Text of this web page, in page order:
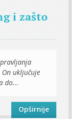
i zašto
uključuje
do...
Opširnije